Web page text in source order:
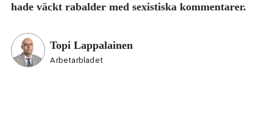
hade väckt rabalder med sexistiska kommentarer.
Topi Lappalainen
Arbetarbladet